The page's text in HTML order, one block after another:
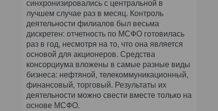
синхронизировались с центральной в
лучшем случае раз в месяц. Контроль
деятельности филиалов был весьма
дискретен: отчетность по МСФО готовилась
раз в год, несмотря на то, что она является
основой для акционеров. Средства
консорциума вложены в самые разные виды
бизнеса: нефтяной, телекоммуникационный,
финансовый, торговый. Результаты их
деятельности можно свести вместе только на
основе МСФО.